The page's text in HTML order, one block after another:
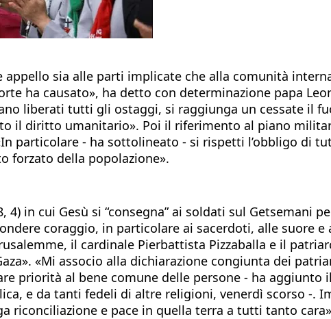
sia alle parti implicate che alla comunità
ha causato», ha detto con determinazione papa
liberati tutti gli ostaggi, si raggiunga un cessate il
il diritto umanitario». Poi il riferimento al piano
particolare - ha sottolineato - si rispetti l’obbligo di
forzato della popolazione».
in cui Gesù si “consegna” ai soldati sul Getsemani
coraggio, in particolare ai sacerdoti, alle suore
il cardinale Pierbattista Pizzaballa e il
«Mi associo alla dichiarazione congiunta dei
priorità al bene comune delle persone - ha aggiunto
e da tanti fedeli di altre religioni, venerdì scorso -.
riconciliazione e pace in quella terra a tutti tanto